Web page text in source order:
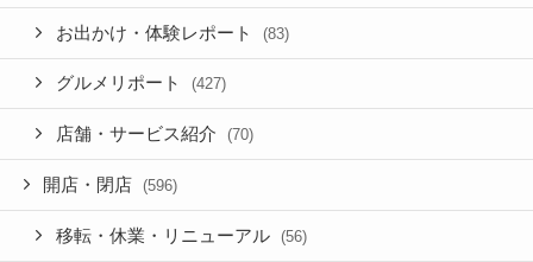
お出かけ・体験レポート (83)
グルメリポート (427)
店舗・サービス紹介 (70)
開店・閉店 (596)
移転・休業・リニューアル (56)